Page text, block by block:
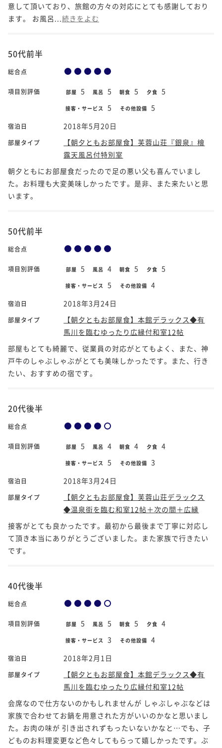
意して頂いており、旅館の方々の対応にとても感謝しており
ます。 お風呂... 続きをよむ
50代前半
総合点
項目別評価 部屋 5 風呂 5 朝食 5 夕食 5
接客・サービス 5 その他設備 5
宿泊日 2018年5月20日
部屋タイプ
【朝夕ともお部屋食】芙蓉山荘『銀泉』檜
露天風呂付特別室
朝夕ともにお部屋食だったので足の悪い父も喜んでいまし
た。お料理も大変美味しかったです。是非、また来たいと思
います。
50代前半
総合点
項目別評価 部屋 5 風呂 4 朝食 5 夕食 5
接客・サービス 5 その他設備 4
宿泊日 2018年3月24日
部屋タイプ
【朝夕ともお部屋食】本館デラックス◆有
馬川を臨むゆったり広縁付和室12帖
部屋もとても綺麗で、従業員の対応がとてもよく、また、神
戸牛のしゃぶしゃぶがとても美味しかったです。また、行き
たい、おすすめの宿です。
20代後半
総合点
項目別評価 部屋 5 風呂 4 朝食 4 夕食 4
接客・サービス 5 その他設備 3
宿泊日 2018年3月24日
部屋タイプ
【朝夕ともお部屋食】芙蓉山荘デラックス
◆温泉街を臨む和室12帖＋次の間＋広縁
接客がとても良かったです。最初から最後まで丁寧に対応し
て頂き本当にありがとうございました。また家族で行きたい
です。
40代後半
総合点
項目別評価 部屋 5 風呂 5 朝食 5 夕食 4
接客・サービス 3 その他設備 4
宿泊日 2018年2月1日
部屋タイプ
【朝夕ともお部屋食】本館デラックス◆有
馬川を臨むゆったり広縁付和室12帖
会席なので仕方ないのかもしれませんが しゃぶしゃぶなどは
家族で合わせてお鍋を用意された方がいいのかなと思いまし
た。お肉の味が 引き出されずもったいないかなと…でも、子
どものお料理変更など色々してもらって嬉しかったです。ぶ